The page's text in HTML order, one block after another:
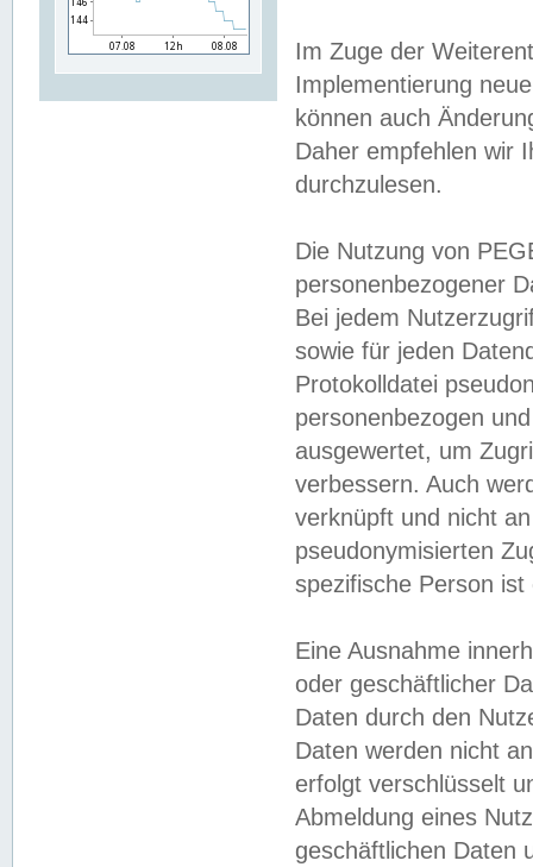
Im Zuge der
Implementierung
können auch
Daher empfehlen wir
durchzulesen.
Die Nutzung von
personenbezogener
Bei jedem
sowie für jeden
Protokolldatei
personenbezogen
ausgewertet, um
verbessern. Auch
verknüpft und nicht
pseudonymisierten
spezifische Person
Eine Ausnahme
oder geschäftlicher
Daten durch den
Daten werden nicht
erfolgt verschlüsselt
Abmeldung eines
geschäftlichen Daten